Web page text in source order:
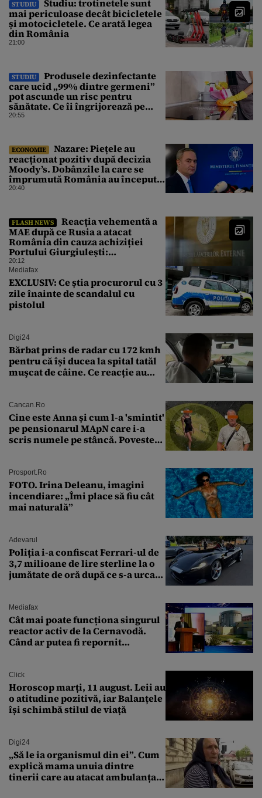
STUDIU
Studiu: trotinetele sunt
mai periculoase decât bicicletele
și motocicletele. Ce arată legea
din România
21:00
STUDIU
Produsele dezinfectante
care ucid „99% dintre germeni”
pot ascunde un risc pentru
sănătate. Ce îi îngrijorează pe
cercetători
20:55
ECONOMIE
Nazare: Piețele au
reacționat pozitiv după decizia
Moody’s. Dobânzile la care se
împrumută România au început
să scadă
20:40
FLASH NEWS
Reacția vehementă a
MAE după ce Rusia a atacat
România din cauza achiziției
Portului Giurgiulești:
„Propagandă stalinistă”
20:12
Mediafax
EXCLUSIV: Ce știa procurorul cu 3
zile înainte de scandalul cu
pistolul
Digi24
Bărbat prins de radar cu 172 kmh
pentru că își ducea la spital tatăl
muşcat de câine. Ce reacție au
Cancan.ro
Cine este Anna și cum l-a 'smintit'
pe pensionarul MApN care i-a
scris numele pe stâncă. Povestea
Transfăgărășan
Prosport.ro
FOTO. Irina Deleanu, imagini
incendiare: „Îmi place să fiu cât
mai naturală”
Adevarul
Poliția i-a confiscat Ferrari-ul de
3,7 milioane de lire sterline la o
jumătate de oră după ce s-a urcat
Mediafax
Cât mai poate funcționa singurul
reactor activ de la Cernavodă.
Când ar putea fi repornit
Click
Horoscop marți, 11 august. Leii au
o atitudine pozitivă, iar Balanțele
își schimbă stilul de viață
Digi24
„Să le ia organismul din ei”. Cum
explică mama unuia dintre
tinerii care au atacat ambulanța